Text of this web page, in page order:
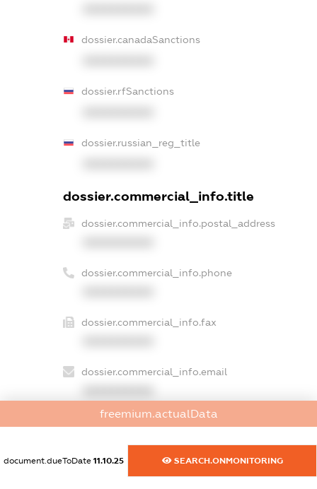
dossier.canadaSanctions
dossier.rfSanctions
dossier.russian_reg_title
dossier.commercial_info.title
dossier.commercial_info.postal_address
dossier.commercial_info.phone
dossier.commercial_info.fax
dossier.commercial_info.email
dossier.commercial_info.website
freemium.actualData
document.dueToDate 11.10.25 SEARCH.ONMONITORING